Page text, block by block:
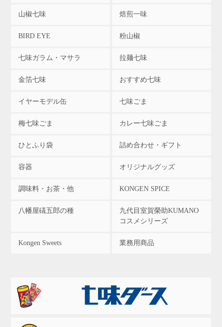
山椒七味 焙煎一味
BIRD EYE 粉山椒
七味ガラム・マサラ 拉麺七味
金箔七味 おすすめ七味
イヤーモデル缶 七味ごま
梅七味ごま カレー七味ごま
ひとふり袋 詰め合わせ・ギフト
容器 オリジナルグッズ
調味料・お茶・他 KONGEN SPICE
八幡屋礒五郎の種
九代目室賀榮助KUMANO
コスメシリーズ
Kongen Sweets 業務用商品